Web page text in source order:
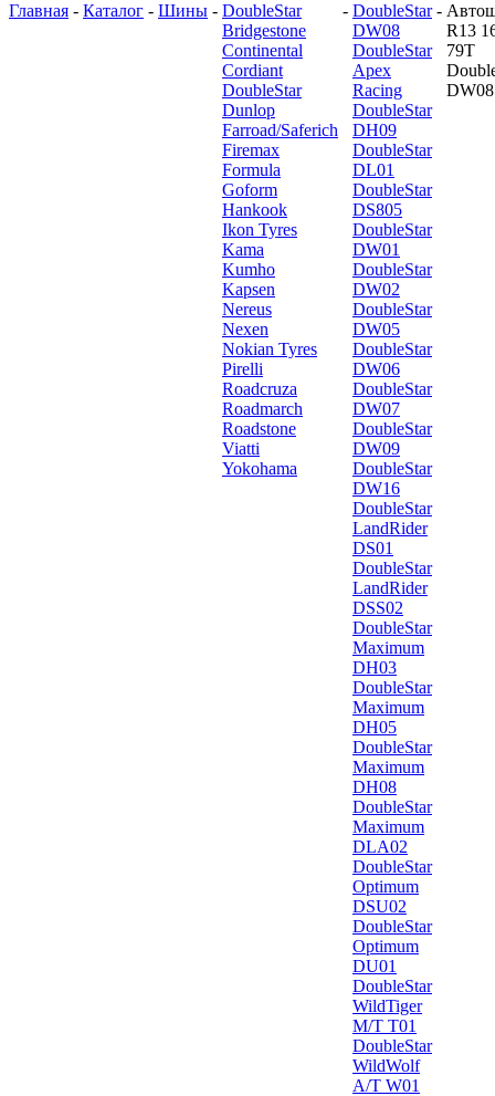
Главная - Каталог - Шины - DoubleStar
Bridgestone
Continental
Cordiant
DoubleStar
Dunlop
Farroad/Saferich
Firemax
Formula
Goform
Hankook
Ikon Tyres
Kama
Kumho
Kapsen
Nereus
Nexen
Nokian Tyres
Pirelli
Roadcruza
Roadmarch
Roadstone
Viatti
Yokohama
- DoubleStar
DW08
DoubleStar
Apex
Racing
DoubleStar
DH09
DoubleStar
DL01
DoubleStar
DS805
DoubleStar
DW01
DoubleStar
DW02
DoubleStar
DW05
DoubleStar
DW06
DoubleStar
DW07
DoubleStar
DW09
DoubleStar
DW16
DoubleStar
LandRider
DS01
DoubleStar
LandRider
DSS02
DoubleStar
Maximum
DH03
DoubleStar
Maximum
DH05
DoubleStar
Maximum
DH08
DoubleStar
Maximum
DLA02
DoubleStar
Optimum
DSU02
DoubleStar
Optimum
DU01
DoubleStar
WildTiger
M/T T01
DoubleStar
WildWolf
A/T W01
-
R13
79T
DW08